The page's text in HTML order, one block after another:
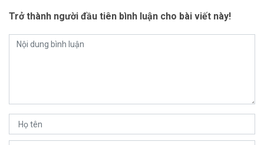
Trở thành người đầu tiên bình luận cho bài viết này!